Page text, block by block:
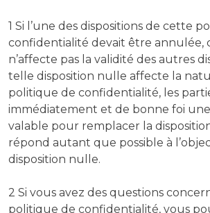
1 Si l’une des dispositions de cette
confidentialité devait être annulée,
n’affecte pas la validité des autres
telle disposition nulle affecte la
politique de confidentialité, les
immédiatement et de bonne foi
valable pour remplacer la
répond autant que possible à
disposition nulle.
2 Si vous avez des questions
politique de confidentialité, vous